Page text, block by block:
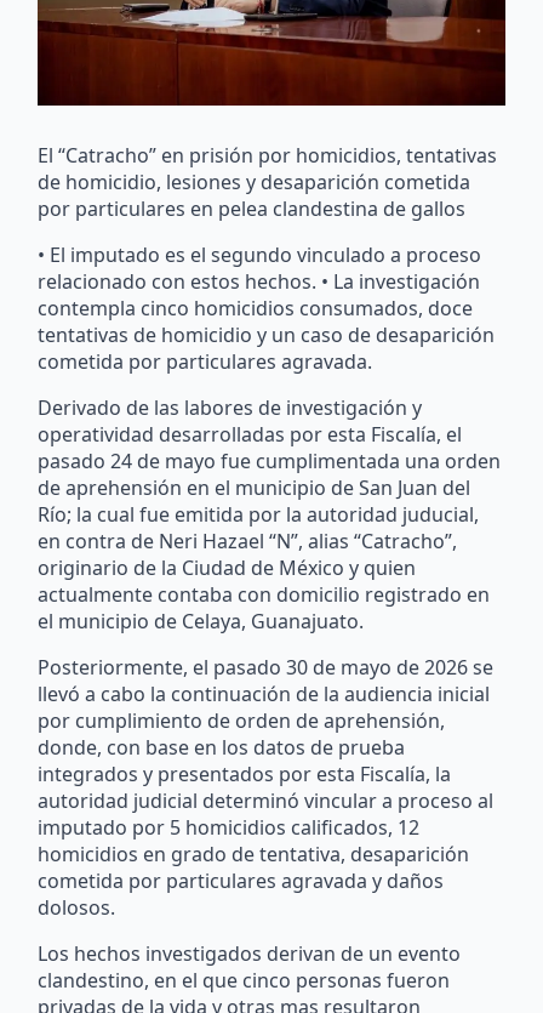
El “Catracho” en prisión por homicidios, tentativas
de homicidio, lesiones y desaparición cometida
por particulares en pelea clandestina de gallos
• El imputado es el segundo vinculado a proceso
relacionado con estos hechos. • La investigación
contempla cinco homicidios consumados, doce
tentativas de homicidio y un caso de desaparición
cometida por particulares agravada.
Derivado de las labores de investigación y
operatividad desarrolladas por esta Fiscalía, el
pasado 24 de mayo fue cumplimentada una orden
de aprehensión en el municipio de San Juan del
Río; la cual fue emitida por la autoridad juducial,
en contra de Neri Hazael “N”, alias “Catracho”,
originario de la Ciudad de México y quien
actualmente contaba con domicilio registrado en
el municipio de Celaya, Guanajuato.
Posteriormente, el pasado 30 de mayo de 2026 se
llevó a cabo la continuación de la audiencia inicial
por cumplimiento de orden de aprehensión,
donde, con base en los datos de prueba
integrados y presentados por esta Fiscalía, la
autoridad judicial determinó vincular a proceso al
imputado por 5 homicidios calificados, 12
homicidios en grado de tentativa, desaparición
cometida por particulares agravada y daños
dolosos.
Los hechos investigados derivan de un evento
clandestino, en el que cinco personas fueron
privadas de la vida y otras mas resultaron